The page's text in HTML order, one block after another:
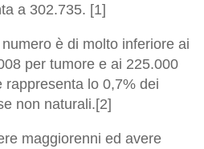
a 302.735. [1]
è di molto inferiore ai
per tumore e ai 225.000
rappresenta lo 0,7% dei
non naturali.[2]
maggiorenni ed avere